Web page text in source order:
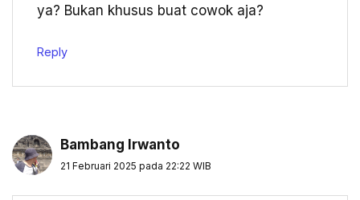
ya? Bukan khusus buat cowok aja?
Reply
Bambang Irwanto
21 Februari 2025 pada 22:22 WIB